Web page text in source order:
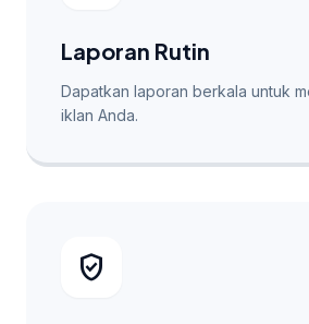
Laporan Rutin
Dapatkan laporan berkala untuk
iklan Anda.
verified_user